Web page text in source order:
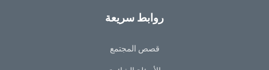
روابط سريعة
قصص المجتمع